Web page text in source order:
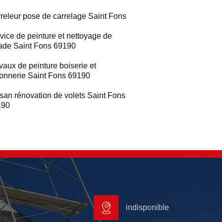
pose de carrelage Saint Fons
de peinture et nettoyage de
Saint Fons 69190
de peinture boiserie et
Saint Fons 69190
rénovation de volets Saint Fons
indisponible